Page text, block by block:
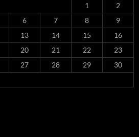
1
2
6 7 8
9
13 14 15
16
20 21 22
23
27 28 29
30